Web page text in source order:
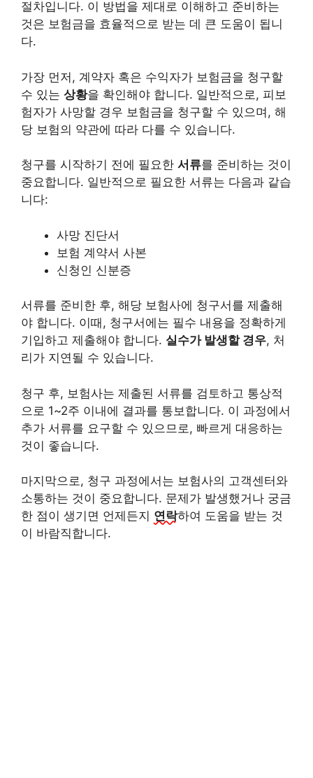
절차입니다. 이 방법을 제대로 이해하고 준비하는
것은 보험금을 효율적으로 받는 데 큰 도움이 됩니
다.
가장 먼저, 계약자 혹은 수익자가 보험금을 청구할
수 있는 상황을 확인해야 합니다. 일반적으로, 피보
험자가 사망할 경우 보험금을 청구할 수 있으며, 해
당 보험의 약관에 따라 다를 수 있습니다.
청구를 시작하기 전에 필요한 서류를 준비하는 것이
중요합니다. 일반적으로 필요한 서류는 다음과 같습
니다:
사망 진단서
보험 계약서 사본
신청인 신분증
서류를 준비한 후, 해당 보험사에 청구서를 제출해
야 합니다. 이때, 청구서에는 필수 내용을 정확하게
기입하고 제출해야 합니다. 실수가 발생할 경우, 처
리가 지연될 수 있습니다.
청구 후, 보험사는 제출된 서류를 검토하고 통상적
으로 1~2주 이내에 결과를 통보합니다. 이 과정에서
추가 서류를 요구할 수 있으므로, 빠르게 대응하는
것이 좋습니다.
마지막으로, 청구 과정에서는 보험사의 고객센터와
소통하는 것이 중요합니다. 문제가 발생했거나 궁금
한 점이 생기면 언제든지 연락하여 도움을 받는 것
이 바람직합니다.